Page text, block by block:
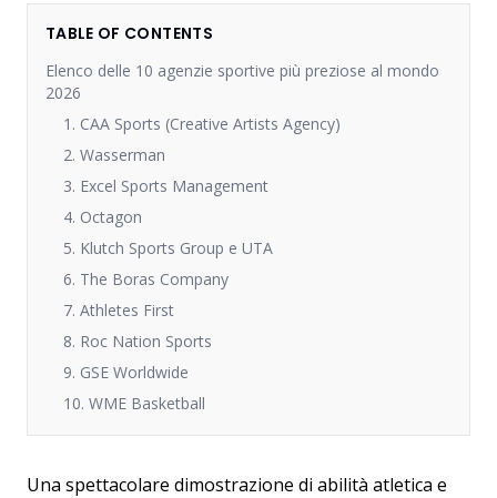
TABLE OF CONTENTS
Elenco delle 10 agenzie sportive più preziose al mondo
2026
1. CAA Sports (Creative Artists Agency)
2. Wasserman
3. Excel Sports Management
4. Octagon
5. Klutch Sports Group e UTA
6. The Boras Company
7. Athletes First
8. Roc Nation Sports
9. GSE Worldwide
10. WME Basketball
Una spettacolare dimostrazione di abilità atletica e